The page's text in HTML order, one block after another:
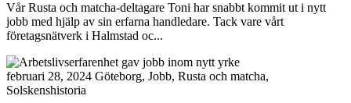
Vår Rusta och matcha-deltagare Toni har snabbt kommit ut i nytt
jobb med hjälp av sin erfarna handledare. Tack vare vårt
företagsnätverk i Halmstad oc...
februari 28, 2024 Göteborg, Jobb, Rusta och matcha,
Solskenshistoria